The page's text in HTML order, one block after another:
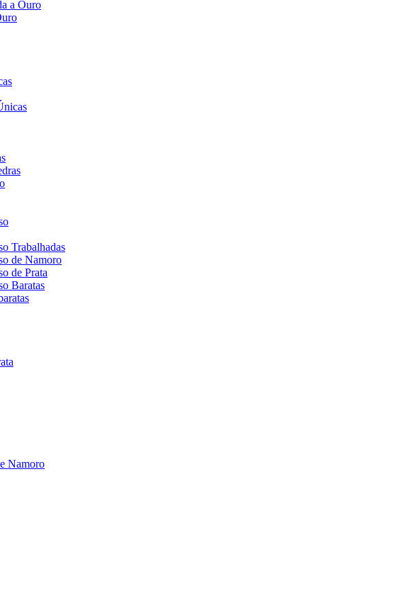
a Ouro
Trabalhadas
de Namoro
de Prata
Baratas
Namoro